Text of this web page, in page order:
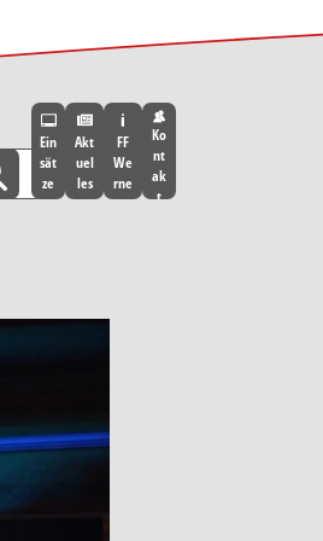
Ein
sät
ze
Akt
uel
les
FF
We
rne
Ko
nt
ak
t